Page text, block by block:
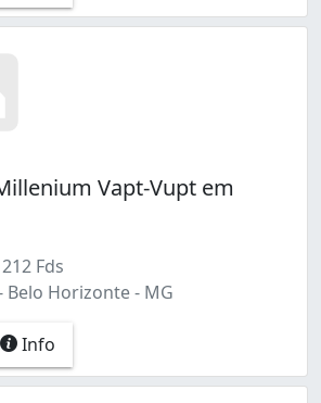
Vapt-Vupt em
Fds
Belo Horizonte - MG
Info